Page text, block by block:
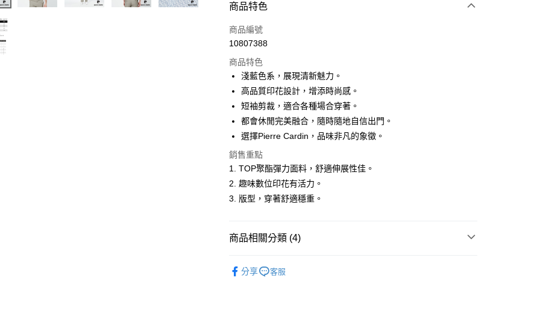
付款方式
信用卡一次付款
LINE Pay
Apple Pay
悠遊付
Google Pay
ATM付款
運送方式
每筆NT$60，滿NT$1,200(含以上)免運費
每筆NT$60，滿NT$1,200(含以上)免運費
商品特色
商品編號
10807388
商品特色
淺藍色系，展現清新魅力。
高品質印花設計，增添時尚感。
短袖剪裁，適合各種場合穿著。
都會休閒完美融合，隨時隨地自信出門。
選擇Pierre Cardin，品味非凡的象徵。
銷售重點
1. TOP聚酯彈力面料，舒適伸展性佳。
2. 趣味數位印花有活力。
3. 版型，穿著舒適穩重。
商品相關分類 (4)
分享 客服